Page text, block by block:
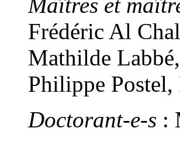
Frédéric Al
Mathilde
Philippe Postel,
Doctorant-e-s :